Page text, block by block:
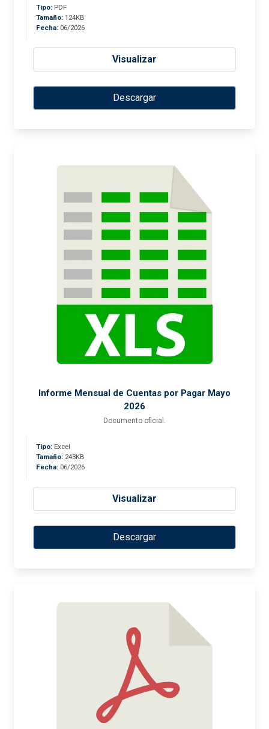
Tipo: PDF
Tamaño: 124KB
Fecha: 06/2026
Visualizar
Descargar
Informe Mensual de Cuentas por Pagar Mayo
2026
Documento oficial.
Tipo: Excel
Tamaño: 243KB
Fecha: 06/2026
Visualizar
Descargar